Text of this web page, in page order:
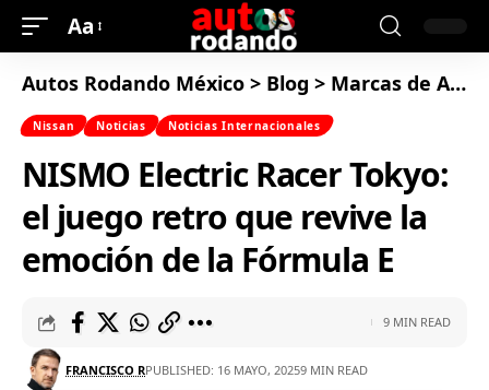
Aa
Autos Rodando México > Blog > Marcas de Autos
Nissan Noticias Noticias Internacionales
NISMO Electric Racer Tokyo:
el juego retro que revive la
emoción de la Fórmula E
FRANCISCO RPUBLISHED: 16 MAYO, 20259 MIN READ
9 MIN READ